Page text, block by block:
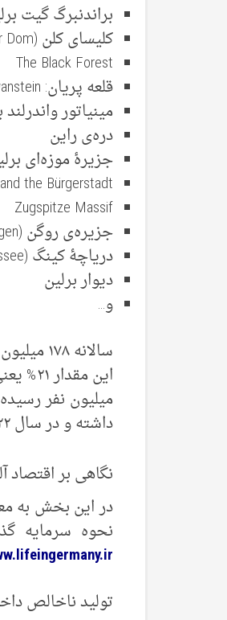
براندنبرگ گیت
کلیسای کلن (Kölner Dom)
The Black Forest
قلعه پریان: Neuschwanstein
مینیاتور
دره‌ی راین
جزیرۀ موزه‌ای
the Bürgerstadt
Zugspitze Massif
جزیره‌ی روگن (Rügen)
دریاچۀ کینگ (Königssee)
دیوار برلین
و…
میلیون نفر
داشته و در سال ۲۰۲۲ مجدداً تعداد توریست‌های آلمانی به شدت افزایش یافته است.
نگاهی بر اقتصاد
در این بخش به
نحوه سرمایه
تولید ناخالص